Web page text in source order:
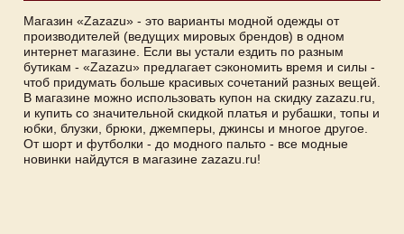
Магазин «Zazazu» - это варианты модной одежды от
производителей (ведущих мировых брендов) в одном
интернет магазине. Если вы устали ездить по разным
бутикам - «Zazazu» предлагает сэкономить время и силы -
чтоб придумать больше красивых сочетаний разных вещей.
В магазине можно использовать купон на скидку zazazu.ru,
и купить со значительной скидкой платья и рубашки, топы и
юбки, блузки, брюки, джемперы, джинсы и многое другое.
От шорт и футболки - до модного пальто - все модные
новинки найдутся в магазине zazazu.ru!